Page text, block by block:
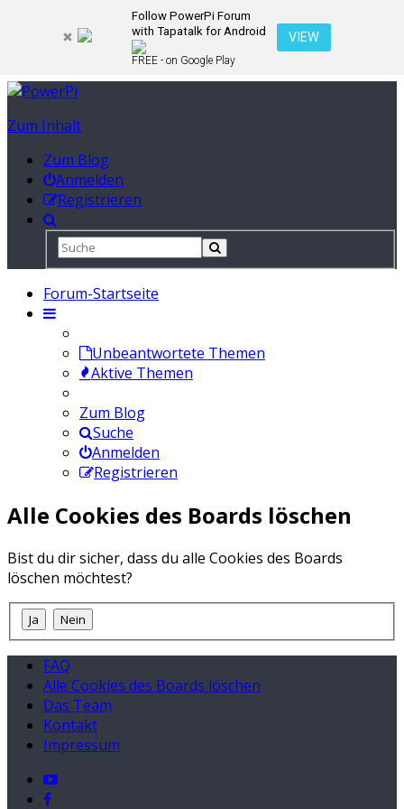
Follow PowerPi Forum
with Tapatalk for Android
FREE - on Google Play
VIEW
Zum Inhalt
Zum Blog
Anmelden
Registrieren
Forum-Startseite
Unbeantwortete Themen
Aktive Themen
Zum Blog
Suche
Anmelden
Registrieren
Alle Cookies des Boards löschen
Bist du dir sicher, dass du alle Cookies des Boards
löschen möchtest?
FAQ
Alle Cookies des Boards löschen
Das Team
Kontakt
Impressum